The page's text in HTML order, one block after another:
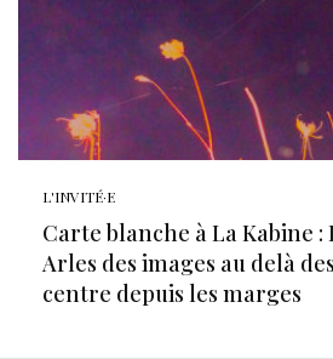
L'INVITÉ·E
Carte blanche à La Kabine :
Arles des images au delà
centre depuis les marges